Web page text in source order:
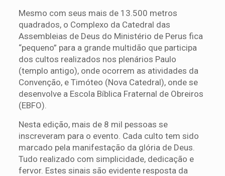
Mesmo com seus mais de 13.500 metros
quadrados, o Complexo da Catedral das
Assembleias de Deus do Ministério de Perus fica
“pequeno” para a grande multidão que participa
dos cultos realizados nos plenários Paulo
(templo antigo), onde ocorrem as atividades da
Convenção, e Timóteo (Nova Catedral), onde se
desenvolve a Escola Bíblica Fraternal de Obreiros
(EBFO).
Nesta edição, mais de 8 mil pessoas se
inscreveram para o evento. Cada culto tem sido
marcado pela manifestação da glória de Deus.
Tudo realizado com simplicidade, dedicação e
fervor. Estes sinais são evidente resposta da